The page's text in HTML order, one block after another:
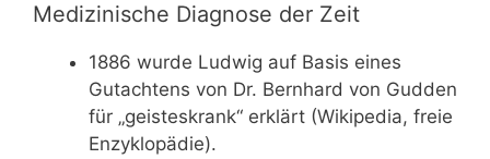
Medizinische Diagnose der Zeit
1886 wurde Ludwig auf Basis eines
Gutachtens von Dr. Bernhard von Gudden
für „geisteskrank“ erklärt (Wikipedia, freie
Enzyklopädie).